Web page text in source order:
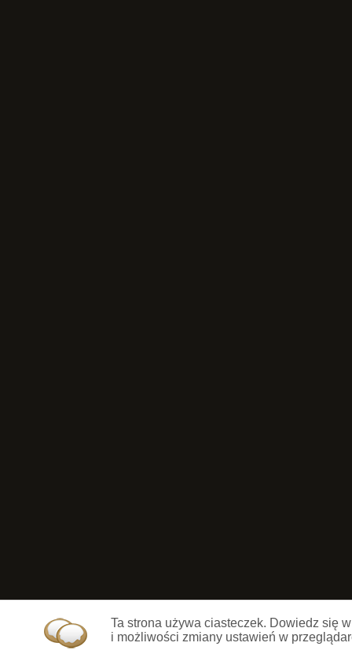
Ta strona używa ciasteczek. Dowiedz się
i możliwości zmiany ustawień w